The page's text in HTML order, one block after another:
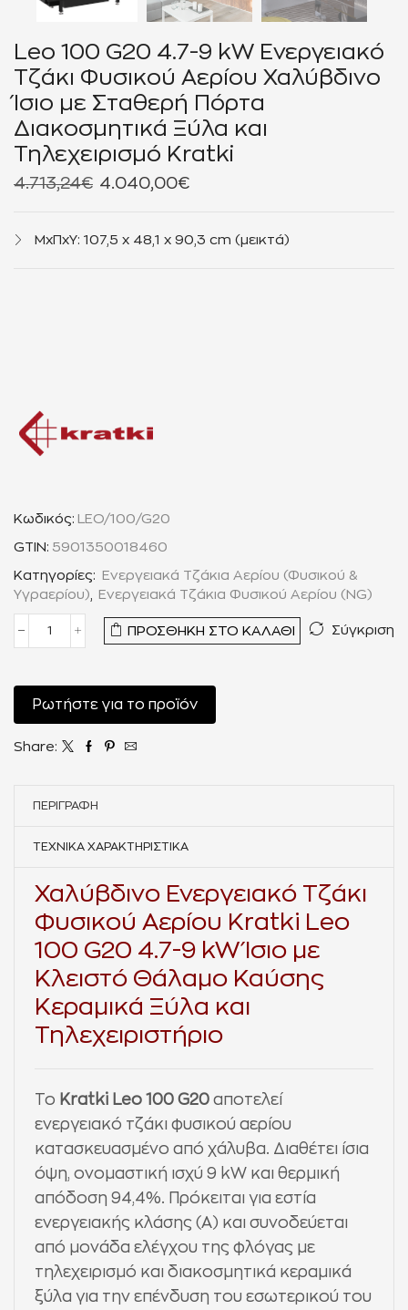
Leo 100 G20 4.7-9 kW Ενεργειακό
Τζάκι Φυσικού Αερίου Χαλύβδινο
Ίσιο με Σταθερή Πόρτα
Διακοσμητικά Ξύλα και
Τηλεχειρισμό Kratki
4.713,24€ 4.040,00€
ΜxΠxΥ: 107,5 x 48,1 x 90,3 cm (μεικτά)
Κωδικός: LEO/100/G20
GTIN: 5901350018460
Κατηγορίες: Ενεργειακά Τζάκια Αερίου (Φυσικού &
Υγραερίου)
Ενεργειακά Τζάκια Φυσικού Αερίου (NG)
ΠΡΟΣΘΉΚΗ ΣΤΟ ΚΑΛΆΘΙ Σύγκριση
Ρωτήστε για το προϊόν
Share:
ΠΕΡΙΓΡΑΦΉ
ΤΕΧΝΙΚΆ ΧΑΡΑΚΤΗΡΙΣΤΙΚΆ
Χαλύβδινο Ενεργειακό Τζάκι
Φυσικού Αερίου Kratki Leo
100 G20 4.7-9 kW Ίσιο με
Κλειστό Θάλαμο Καύσης
Κεραμικά Ξύλα και
Τηλεχειριστήριο
Το Kratki Leo 100 G20 αποτελεί
ενεργειακό τζάκι φυσικού αερίου
κατασκευασμένο από χάλυβα. Διαθέτει ίσια
όψη, ονομαστική ισχύ 9 kW και θερμική
απόδοση 94,4%. Πρόκειται για εστία
ενεργειακής κλάσης (Α) και συνοδεύεται
από μονάδα ελέγχου της φλόγας με
τηλεχειρισμό και διακοσμητικά κεραμικά
ξύλα για την επένδυση του εσωτερικού του